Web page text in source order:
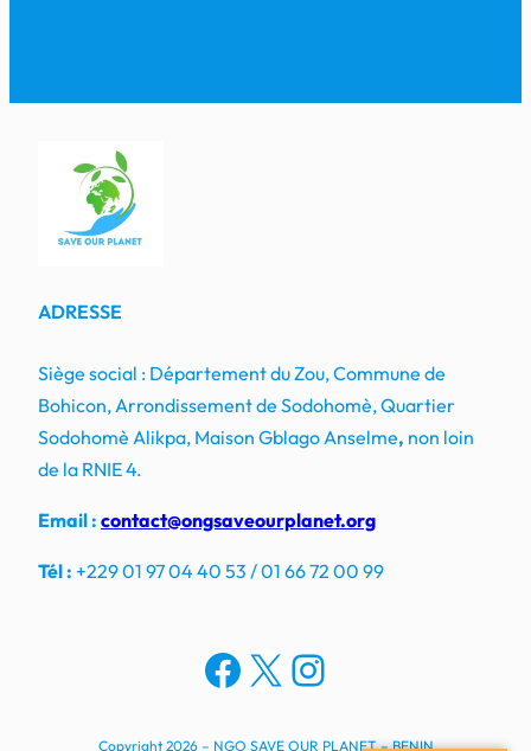
ADRESSE
Siège social : Département du Zou, Commune de
Bohicon, Arrondissement de Sodohomè, Quartier
Sodohomè Alikpa, Maison Gblago Anselme, non loin
de la RNIE 4.
Email : contact@ongsaveourplanet.org
Tél : +229 01 97 04 40 53 / 01 66 72 00 99
Facebook
X Instagram
Copyright 2026 – NGO SAVE OUR PLANET – BENIN